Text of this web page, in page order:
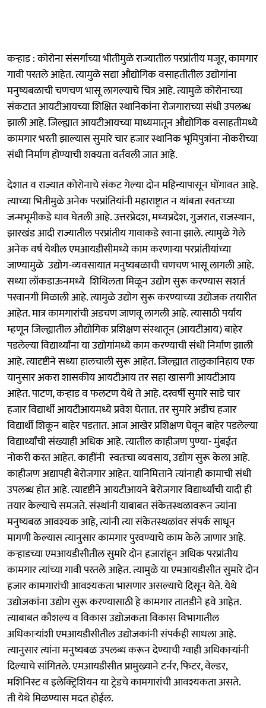
कऱ्हाड : कोरोना संसर्गाच्या भीतीमुळे राज्यातील परप्रांतीय मजूर, कामगार
गावी परतले आहेत. त्यामुळे सद्या औद्योगिक वसाहतीतील उद्योगांना
मनुष्यबळाची चणचण भासू लागल्याचे चित्र आहे. त्यामुळे कोरोनाच्या
संकटात आयटीआयच्या शिक्षित स्थानिकांना रोजगाराच्या संधी उपलब्ध
झाली आहे. जिल्ह्यात आयटीआयच्या माध्यमातून औद्योगिक वसाहतीमध्ये
कामगार भरती झाल्यास सुमारे चार हजार स्थानिक भूमिपुत्रांना नोकरीच्या
संधी निर्माण होण्याची शक्यता वर्तवली जात आहे.
देशात व राज्यात कोरोनाचे संकट गेल्या दोन महिन्यापासून घोंगावत आहे.
त्याच्या भितीमुळे अनेक परप्रांतियांनी महाराष्ट्रात न थांबता स्वतःच्या
जन्मभूमीकडे धाव घेतली आहे. उत्तरप्रेदश, मध्यप्रदेश, गुजरात, राजस्थान,
झारखंड आदी राज्यातील परप्रांतीय गावाकडे रवाना झाले. त्यामुळे गेले
अनेक वर्ष येथील एमआयडीसीमध्ये काम करणाऱ्या परप्रांतीयांच्या
जाण्यामुळे उद्योग-व्यवसायात मनुष्यबळाची चणचण भासू लागली आहे.
सध्या लॉकडाऊनमध्ये शिथिलता मिळून उद्योग सुरू करण्यास सशर्त
परवानगी मिळाली आहे. त्यामुळे उद्योग सुरू करण्याच्या उद्योजक तयारीत
आहेत. मात्र कामगारांची अडचण जाणवू लागली आहे. त्यासाठी पर्याय
म्हणून जिल्ह्यातील औद्योगिक प्रशिक्षण संस्थातून (आयटीआय) बाहेर
पडलेल्या विद्यार्थ्यांना या उद्योगांमध्ये काम करण्याची संधी निर्माण झाली
आहे. त्यादृष्टीने सध्या हालचाली सुरू आहेत. जिल्ह्यात तालुकानिहाय एक
यानुसार अकरा शासकीय आयटीआय तर सहा खासगी आयटीआय
आहेत. पाटण, कऱ्हाड व फलटण येथे ते आहे. दरवर्षी सुमारे साडे चार
हजार विद्यार्थी आयटीआयमध्ये प्रवेश घेतात. तर सुमारे अडीच हजार
विद्यार्थी शिकून बाहेर पडतात. आज आखेर प्रशिक्षण घेवून बाहेर पडलेल्या
विद्यार्थ्यांची संख्याही अधिक आहे. त्यातील काहीजण पुण्या- मुंबईत
नोकरी करत आहेत. काहींनी स्वतःचा व्यवसाय, उद्योग सुरू केला आहे.
काहीजण अद्यापही बेरोजगार आहेत. यानिमित्ताने त्यांनाही कामाची संधी
उपलब्ध होत आहे. त्यादृष्टीने आयटीआयने बेरोजगार विद्यार्थ्यांची यादी ही
तयार केल्याचे समजते. संस्थांनी याबाबत संकेतस्थळावरून ज्यांना
मनुष्यबळ आवश्यक आहे, त्यांनी त्या संकेतस्थळांवर संपर्क साधून
मागणी केल्यास त्यानुसार कामगार पुरवण्याचे काम केले जाणार आहे.
कऱ्हाडच्या एमआयडीसीतील सुमारे दोन हजारांहून अधिक परप्रांतीय
कामगार त्यांच्या गावी परतले आहेत. त्यामुळे या एमआयडीसीत सुमारे दोन
हजार कामगारांची आवश्यकता भासणार असल्याचे दिसून येते. येथे
उद्योजकांना उद्योग सुरू करण्यासाठी हे कामगार तातडीने हवे आहेत.
त्याबाबत कौशल्य व विकास उद्योजकता विकास विभागातील
अधिकाऱ्यांशी एमआयडीसीतील उद्योजकांनी संपर्कही साधला आहे.
त्यानुसार त्यांना मनुष्यबळ उपलब्ध करून देण्याची ग्वाही अधिकाऱ्यांनी
दिल्याचे सांगितले. एमआयडीसीत प्रामुख्याने टर्नर, फिटर, वेल्डर,
मशिनिस्ट व इलेक्ट्रिशियन या ट्रेडचे कामगारांची आवश्यकता असते.
ती येथे मिळण्यास मदत होईल.